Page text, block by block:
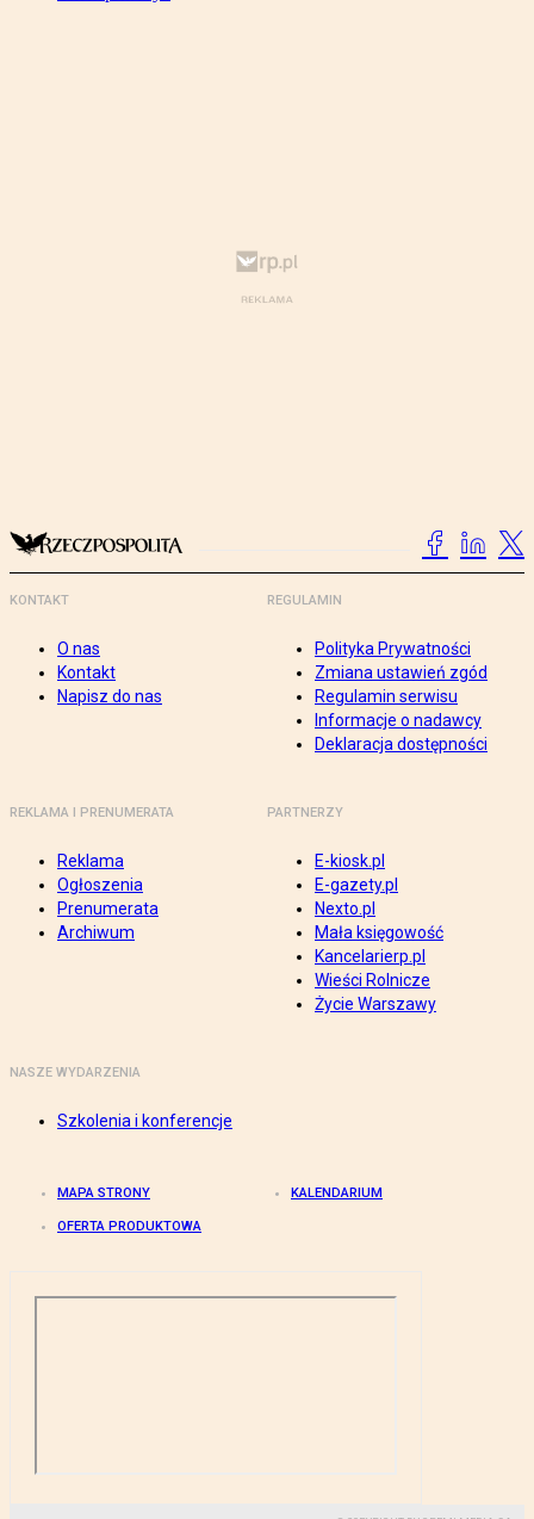
KONTAKT
O nas
Kontakt
Napisz do nas
REGULAMIN
Polityka Prywatności
Zmiana ustawień zgód
Regulamin serwisu
Informacje o nadawcy
Deklaracja dostępności
REKLAMA I PRENUMERATA
Reklama
Ogłoszenia
Prenumerata
Archiwum
PARTNERZY
E-kiosk.pl
E-gazety.pl
Nexto.pl
Mała księgowość
Kancelarierp.pl
Wieści Rolnicze
Życie Warszawy
NASZE WYDARZENIA
Szkolenia i konferencje
MAPA STRONY KALENDARIUM
OFERTA PRODUKTOWA